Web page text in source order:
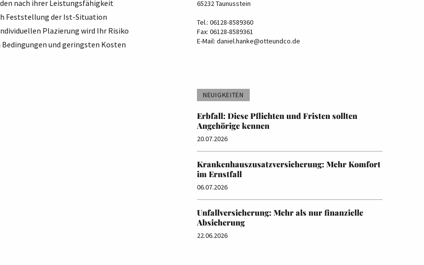
nach ihrer Leistungsfähigkeit
Feststellung der Ist-Situation
Plazierung wird Ihr Risiko
und geringsten Kosten
65232 Taunusstein
Tel.: 06128-8589360
Fax: 06128-8589361
E-Mail: daniel.hanke@otteundco.de
NEUIGKEITEN
Erbfall: Diese Pflichten und Fristen sollten
Angehörige kennen
20.07.2026
Krankenhauszusatzversicherung: Mehr Komfort
im Ernstfall
06.07.2026
Unfallversicherung: Mehr als nur finanzielle
Absicherung
22.06.2026